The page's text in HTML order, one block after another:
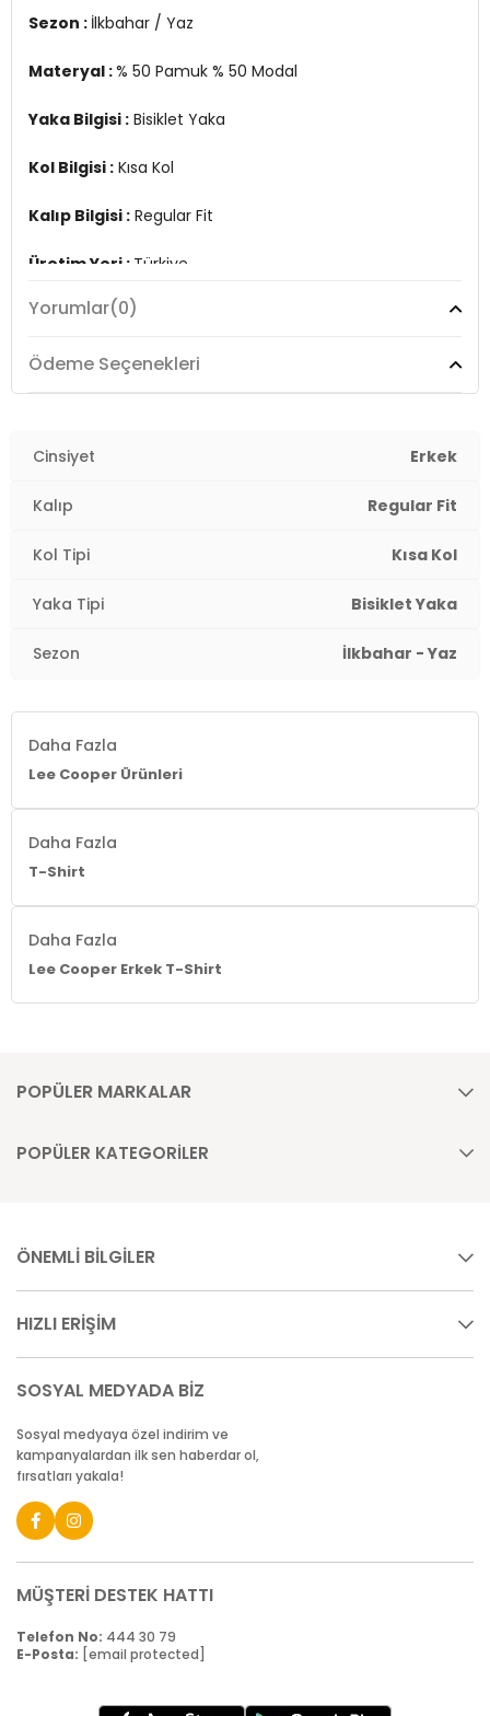
Sezon : İlkbahar / Yaz
Materyal :% 50 Pamuk % 50 Modal
Yaka Bilgisi : Bisiklet Yaka
Kol Bilgisi : Kısa Kol
Kalıp Bilgisi : Regular Fit
Üretim Yeri : Türkiye
Yorumlar(0)
Ödeme Seçenekleri
Cinsiyet Erkek
Kalıp Regular Fit
Kol Tipi Kısa Kol
Yaka Tipi Bisiklet Yaka
Sezon İlkbahar - Yaz
Daha Fazla
Lee Cooper Ürünleri
Daha Fazla
T-Shirt
Daha Fazla
Lee Cooper Erkek T-Shirt
POPÜLER MARKALAR
POPÜLER KATEGORİLER
ÖNEMLİ BİLGİLER
HIZLI ERİŞİM
SOSYAL MEDYADA BİZ
Sosyal medyaya özel indirim ve
kampanyalardan ilk sen haberdar ol,
fırsatları yakala!
MÜŞTERİ DESTEK HATTI
Telefon No: 444 30 79
E-Posta: [email protected]